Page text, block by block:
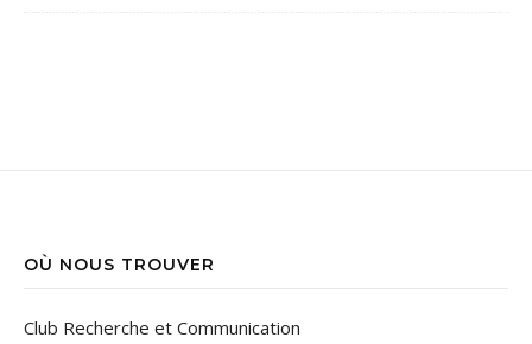
OÙ NOUS TROUVER
Club Recherche et Communication